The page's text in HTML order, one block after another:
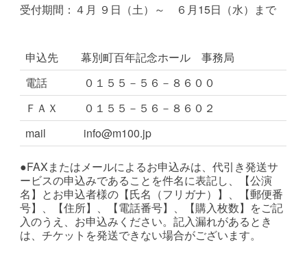
受付期間：４月 ９日（土）～ ６月15日（水）まで
申込先
幕別町百年記念ホール 事務局
電話
０１５５－５６－８６００
ＦＡＸ
０１５５－５６－８６０２
mail
info@m100.jp
●FAXまたはメールによるお申込みは、代引き発送サ
ービスの申込みであることを件名に表記し、【公演
名】とお申込者様の【氏名（フリガナ）】、【郵便番
号】、【住所】、【電話番号】、【購入枚数】をご記
入のうえ、お申込みください。記入漏れがあるとき
は、チケットを発送できない場合がございます。